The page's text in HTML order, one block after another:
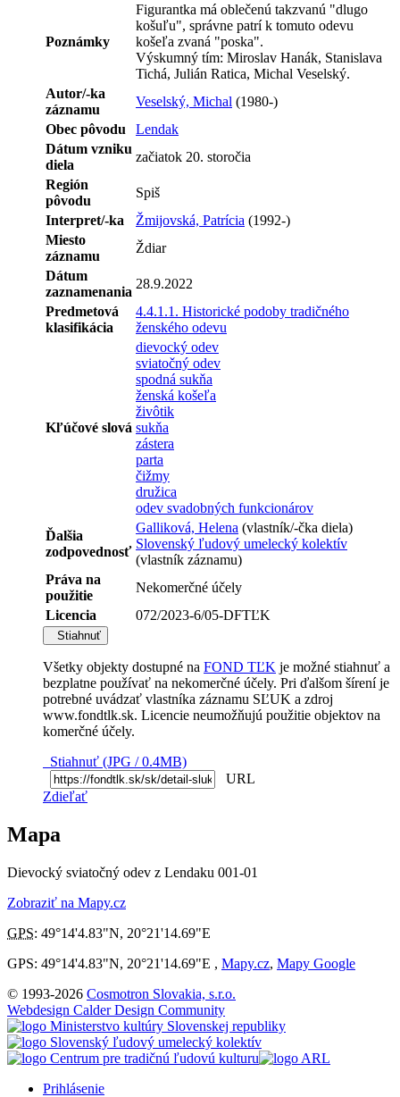
Poznámky
Figurantka má oblečenú takzvanú "dlugo
košuľu", správne patrí k tomuto odevu
košeľa zvaná "poska".
Výskumný tím: Miroslav Hanák, Stanislava
Tichá, Julián Ratica, Michal Veselský.
Autor/-ka
záznamu
Veselský, Michal (1980-)
Obec pôvodu
Lendak
Dátum vzniku
diela
začiatok 20. storočia
Región
pôvodu
Spiš
Interpret/-ka
Žmijovská, Patrícia (1992-)
Miesto
záznamu
Ždiar
Dátum
zaznamenania
28.9.2022
Predmetová
klasifikácia
4.4.1.1. Historické podoby tradičného
ženského odevu
Kľúčové slová
dievocký odev
sviatočný odev
spodná sukňa
ženská košeľa
živôtik
sukňa
zástera
parta
čižmy
družica
odev svadobných funkcionárov
Ďalšia
zodpovednosť
Galliková, Helena (vlastník/-čka diela)
Slovenský ľudový umelecký kolektív
(vlastník záznamu)
Práva na
použitie
Nekomerčné účely
Licencia
072/2023-6/05-DFTĽK
Stiahnuť
Všetky objekty dostupné na FOND TĽK je možné stiahnuť a
bezplatne používať na nekomerčné účely. Pri ďalšom šírení je
potrebné uvádzať vlastníka záznamu SĽUK a zdroj
www.fondtlk.sk. Licencie neumožňujú použitie objektov na
komerčné účely.
Stiahnuť (JPG / 0.4MB)
URL
Zdieľať
Mapa
Dievocký sviatočný odev z Lendaku 001-01
Zobraziť na Mapy.cz
GPS: 49°14'4.83"N, 20°21'14.69"E
GPS: 49°14'4.83"N, 20°21'14.69"E , Mapy.cz, Mapy Google
© 1993-2026 Cosmotron Slovakia, s.r.o.
Webdesign Calder Design Community
Prihlásenie